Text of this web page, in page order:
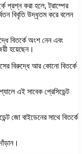
প্রশ্ন করা হলে, ট্রাম্পের
বিবৃতি উদ্ধৃতম করে বলেন
বিতর্কে অংশ নেন এবং
হয়েছেন।
বিরুদ্ধে আর কোনো বিতর্কে
এই সাবেক প্রেসিডেন্ট
জো বাইডেনের সাথে বিতর্কে